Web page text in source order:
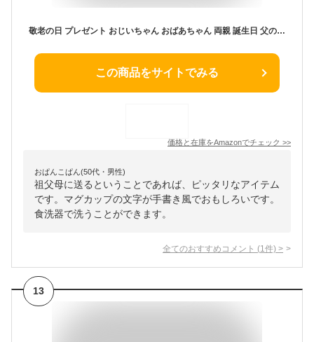
敬老の日 プレゼント おじいちゃん おばあちゃん 両親 誕生日 父の日 母の日 夫婦 ペア 還暦 古稀 喜寿 マグカップ ペア セット コーヒーカップ 330ml*2 カップ コーヒー ジュース お茶 誕生日 ギフト 記念日 贈り物 プレゼント 陶器 食洗機対応 「じいじです＆ばあばです」
この商品をサイトでみる
価格と在庫をAmazonでチェック >>
おぱんこぱん(50代・男性)
祖父母に送るということであれば、ピッタリなアイテム
です。マグカップの文字が手書き風でおもしろいです。
食洗器で洗うことができます。
全てのおすすめコメント (1 件) >
13